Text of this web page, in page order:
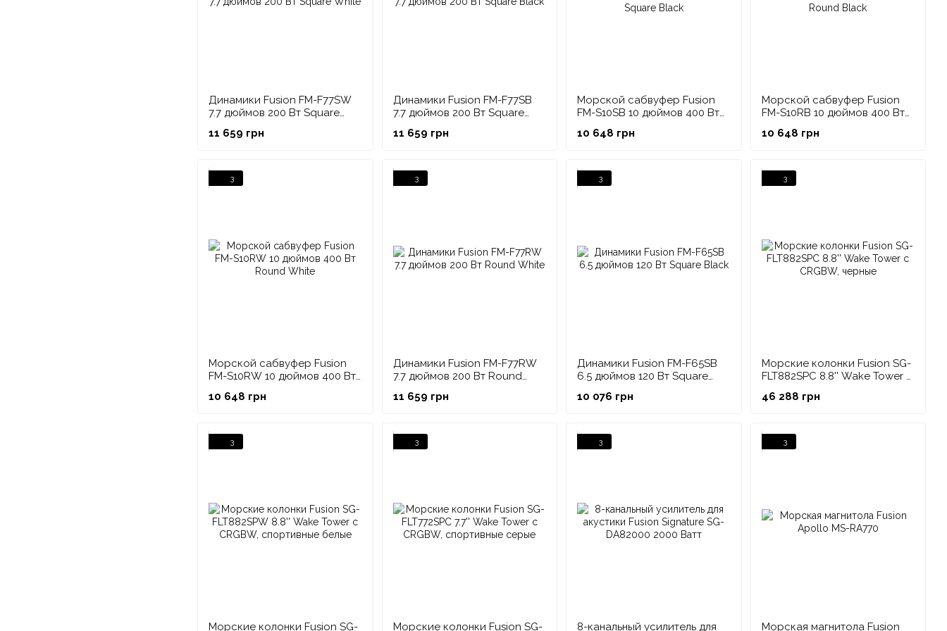
хотя еще совсем недавно она предлагалась и в сегменте автомобильных аудиосистем. Компания отказалась
Акустика Garmin Fusion – для экстремальных морских условий
«на гребне волны». Это именно тот сектор рынка, где превосходное качество и инженерия, которой
американской мегакорпорации Гармин с тремя заводами в Тайване и другими производствами в Китае.
Во время мирового кризиса 2008 года, когда многие компании были вынуждены пойти на большие и
Динамики Fusion FM-F77SW
7.7 дюймов 200 Вт Square
11 659 грн
Динамики Fusion FM-F77SB
7.7 дюймов 200 Вт Square
11 659 грн
Морской сабвуфер Fusion
FM-S10SB 10 дюймов 400 Вт
10 648 грн
Морской сабвуфер Fusion
FM-S10RB 10 дюймов 400 Вт
10 648 грн
3
Морской сабвуфер Fusion
FM-S10RW 10 дюймов 400 Вт
10 648 грн
3
Динамики Fusion FM-F77RW
7.7 дюймов 200 Вт Round
11 659 грн
3
Динамики Fusion FM-F65SB
6.5 дюймов 120 Вт Square
10 076 грн
3
Морские колонки Fusion SG-
FLT882SPC 8.8'' Wake Tower с
46 288 грн
3
Морские колонки Fusion SG-
3
Морские колонки Fusion SG-
3
8-канальный усилитель для
3
Морская магнитола Fusion